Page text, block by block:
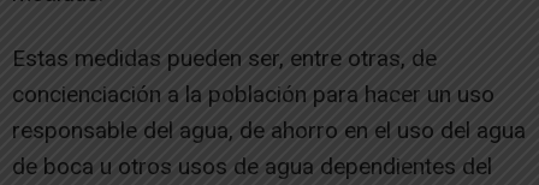
Estas medidas pueden ser, entre otras, de
concienciación a la población para hacer un uso
responsable del agua, de ahorro en el uso del agua
de boca u otros usos de agua dependientes del